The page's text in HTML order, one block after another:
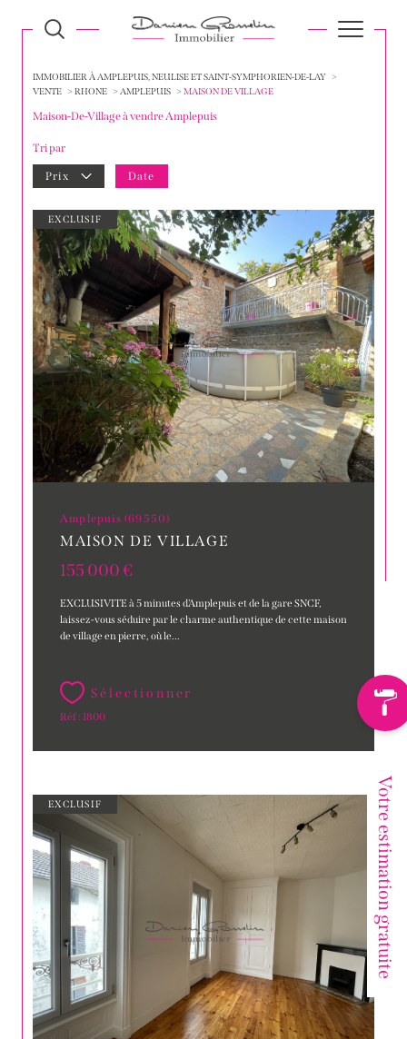
Votre estimation gratuite
IMMOBILIER À AMPLEPUIS, NEULISE ET SAINT-SYMPHORIEN-DE-LAY
VENTE
RHONE AMPLEPUIS MAISON DE VILLAGE
Maison-De-Village à vendre Amplepuis
Tri par
Prix Date
Amplepuis (69550)
MAISON DE VILLAGE
155 000 €
EXCLUSIVITE à 5 minutes d'Amplepuis et de la gare SNCF,
laissez-vous séduire par le charme authentique de cette maison
de village en pierre, où le...
Sélectionner
Réf : 1800
EXCLUSIF
EXCLUSIF